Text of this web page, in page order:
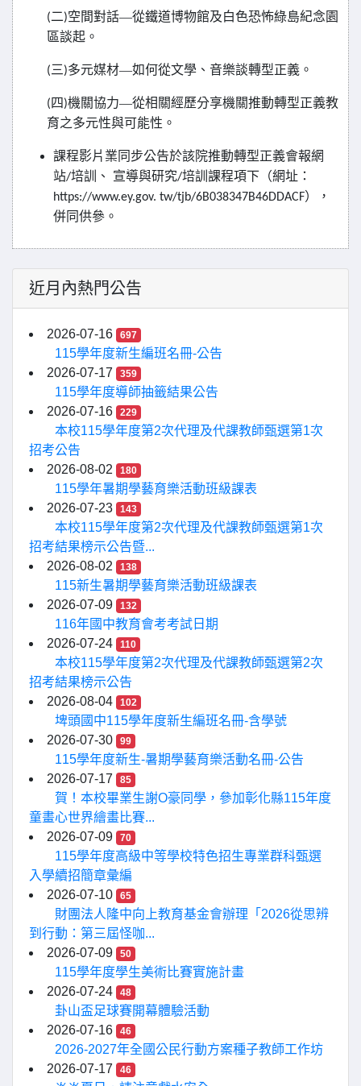
(二)空間對話—從鐵道博物館及白色恐怖綠島紀念園
區談起。
(三)多元媒材—如何從文學、音樂談轉型正義。
(四)機關協力—從相關經歷分享機關推動轉型正義教
育之多元性與可能性。
課程影片業同步公告於該院推動轉型正義會報網
站/培訓、 宣導與研究/培訓課程項下（網址：
https://www.ey.gov. tw/tjb/6B038347B46DDACF），
併同供參。
近月內熱門公告
2026-07-16 697
115學年度新生編班名冊-公告
2026-07-17
359
115學年度導師抽籤結果公告
2026-07-16
229
本校115學年度第2次代理及代課教師甄選第1次
招考公告
2026-08-02
180
115學年暑期學藝育樂活動班級課表
2026-07-23
143
本校115學年度第2次代理及代課教師甄選第1次
招考結果榜示公告暨...
2026-08-02
138
115新生暑期學藝育樂活動班級課表
2026-07-09
132
116年國中教育會考考試日期
2026-07-24
110
本校115學年度第2次代理及代課教師甄選第2次
招考結果榜示公告
2026-08-04
102
埤頭國中115學年度新生編班名冊-含學號
2026-07-30
99
115學年度新生-暑期學藝育樂活動名冊-公告
2026-07-17
85
賀！本校畢業生謝O豪同學，參加彰化縣115年度
童畫心世界繪畫比賽...
2026-07-09
70
115學年度高級中等學校特色招生專業群科甄選
入學續招簡章彙編
2026-07-10
65
財團法人隆中向上教育基金會辦理「2026從思辨
到行動：第三屆怪咖...
2026-07-09
50
115學年度學生美術比賽實施計畫
2026-07-24
48
卦山盃足球賽開幕體驗活動
2026-07-16
46
2026-2027年全國公民行動方案種子教師工作坊
2026-07-17
46